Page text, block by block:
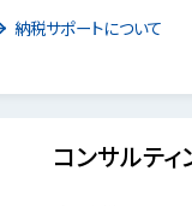
納税サポートについて
コンサルテ